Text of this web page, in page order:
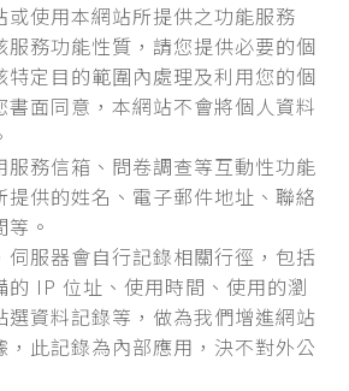
或使用本網站所提供之功能服務
服務功能性質，請您提供必要的個
特定目的範圍內處理及利用您的個
書面同意，本網站不會將個人資料
服務信箱、問卷調查等互動性功能
提供的姓名、電子郵件地址、聯絡
。
伺服器會自行記錄相關行徑，包括
的 IP 位址、使用時間、使用的瀏
選資料記錄等，做為我們增進網站
，此記錄為內部應用，決不對外公